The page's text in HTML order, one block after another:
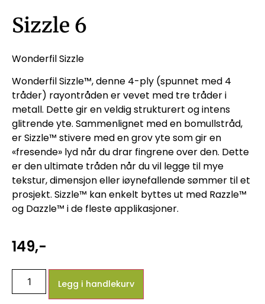
Sizzle 6
Wonderfil Sizzle
Wonderfil Sizzle™, denne 4-ply (spunnet med 4
tråder) rayontråden er vevet med tre tråder i
metall. Dette gir en veldig strukturert og intens
glitrende yte. Sammenlignet med en bomullstråd,
er Sizzle™ stivere med en grov yte som gir en
«fresende» lyd når du drar fingrene over den. Dette
er den ultimate tråden når du vil legge til mye
tekstur, dimensjon eller iøynefallende sømmer til et
prosjekt. Sizzle™ kan enkelt byttes ut med Razzle™
og Dazzle™ i de fleste applikasjoner.
149,-
Legg i handlekurv